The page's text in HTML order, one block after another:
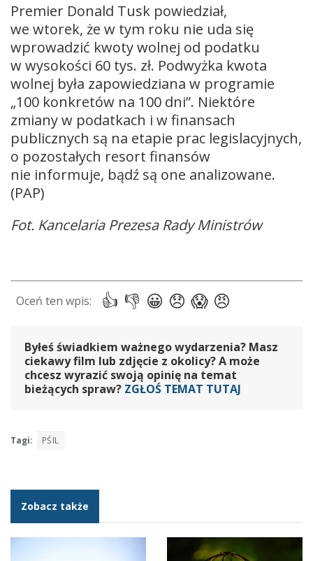
Premier Donald Tusk powiedział,
we wtorek, że w tym roku nie uda się
wprowadzić kwoty wolnej od podatku
w wysokości 60 tys. zł. Podwyżka kwota
wolnej była zapowiedziana w programie
„100 konkretów na 100 dni”. Niektóre
zmiany w podatkach i w finansach
publicznych są na etapie prac legislacyjnych,
o pozostałych resort finansów
nie informuje, bądź są one analizowane.
(PAP)
Fot. Kancelaria Prezesa Rady Ministrów
Byłeś świadkiem ważnego wydarzenia? Masz
ciekawy film lub zdjęcie z okolicy? A może
chcesz wyrazić swoją opinię na temat
bieżących spraw? ZGŁOŚ TEMAT TUTAJ
Tagi: PŚIL
Zobacz także